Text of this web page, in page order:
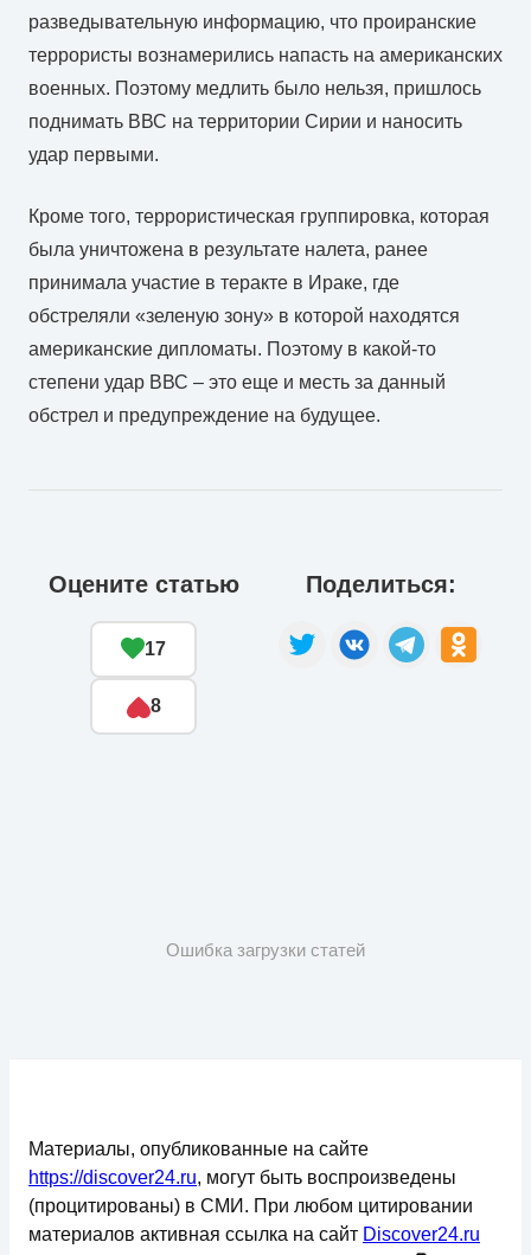
разведывательную информацию, что проиранские
террористы вознамерились напасть на американских
военных. Поэтому медлить было нельзя, пришлось
поднимать ВВС на территории Сирии и наносить
удар первыми.
Кроме того, террористическая группировка, которая
была уничтожена в результате налета, ранее
принимала участие в теракте в Ираке, где
обстреляли «зеленую зону» в которой находятся
американские дипломаты. Поэтому в какой-то
степени удар ВВС – это еще и месть за данный
обстрел и предупреждение на будущее.
Оцените статью
17
8
Поделиться:
Ошибка загрузки статей
Материалы, опубликованные на сайте
https://discover24.ru, могут быть воспроизведены
(процитированы) в СМИ. При любом цитировании
материалов активная ссылка на сайт Discover24.ru